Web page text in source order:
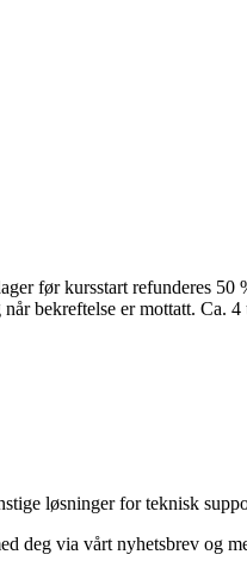
før kursstart refunderes
bekreftelse er mottatt. Ca.
løsninger for teknisk
deg via vårt nyhetsbrev og